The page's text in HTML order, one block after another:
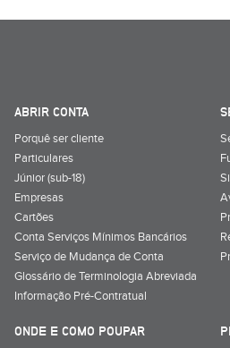
ABRIR CONTA
Porquê ser cliente
Particulares
Júnior (sub-18)
Empresas
Cartões
Conta Serviços Mínimos Bancários
Serviço de Mudança de Conta
Glossário de Terminologia Abreviada
Informação Pré-Contratual
ONDE E COMO POUPAR